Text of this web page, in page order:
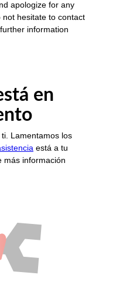
apologize for any
not hesitate to contact
information
en
Lamentamos los
está a tu
más información